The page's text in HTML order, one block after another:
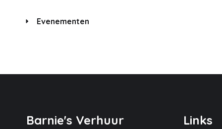
Evenementen
Barnie's Verhuur Links